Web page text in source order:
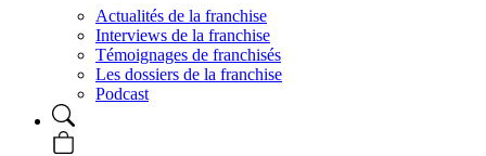
Actualités de la franchise
Interviews de la franchise
Témoignages de franchisés
Les dossiers de la franchise
Podcast